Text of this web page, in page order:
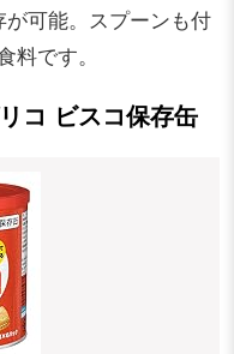
可能。スプーンも付
料です。
コ ビスコ保存缶